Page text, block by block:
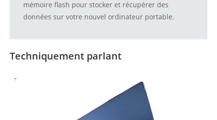
mémoire flash pour stocker et récupérer des
données sur votre nouvel ordinateur portable.
Techniquement parlant